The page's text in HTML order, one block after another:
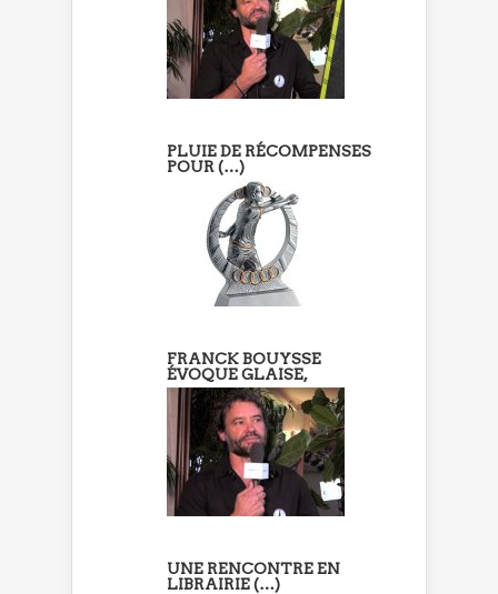
PLUIE DE RÉCOMPENSES
POUR (…)
FRANCK BOUYSSE
ÉVOQUE GLAISE,
UNE RENCONTRE EN
LIBRAIRIE (…)